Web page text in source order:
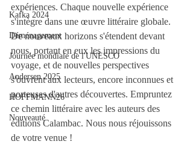
Kafka 2024
Déménagement
Journée mondiale de l'UNESCO
Andersen 2025
HOFFMANN26
Nouveauté
expériences. Chaque nouvelle expérience
s'intègre dans une œuvre littéraire globale.
De nouveaux horizons s'étendent devant
nous, portant en eux les impressions du
voyage, et de nouvelles perspectives
s'ouvrent aux lecteurs, encore inconnues et
porteuses d'autres découvertes. Empruntez
ce chemin littéraire avec les auteurs des
éditions Calambac. Nous nous réjouissons
de votre venue !